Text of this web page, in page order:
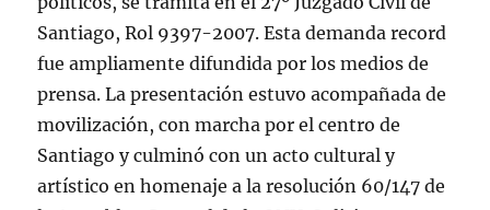
Santiago, Rol 9397-2007. Esta demanda record
fue ampliamente difundida por los medios de
prensa. La presentación estuvo acompañada de
movilización, con marcha por el centro de
Santiago y culminó con un acto cultural y
artístico en homenaje a la resolución 60/147 de